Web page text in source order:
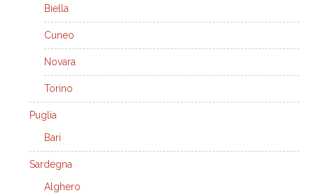
Biella
Cuneo
Novara
Torino
Puglia
Bari
Sardegna
Alghero